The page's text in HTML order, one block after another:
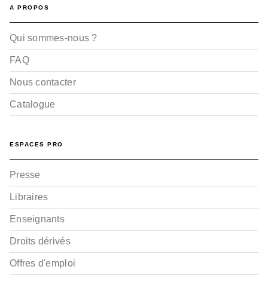
A PROPOS
Qui sommes-nous ?
FAQ
Nous contacter
Catalogue
ESPACES PRO
Presse
Libraires
Enseignants
Droits dérivés
Offres d'emploi